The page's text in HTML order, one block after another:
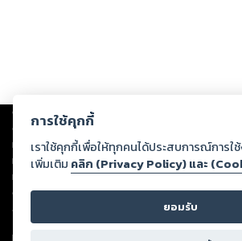
Copyright © 2026
ต่อผลงานหรือเนื้อหาใดที่อัปโหลดผ่านเว็บไซต์และปราก
ทรัพย์สินทางปัญญาของบุคคลอื่นหรือขัดต่อกฎหมายแ
ทุกท่านโปรดใช้วิจารณญาณในการกลั่นกรองด้วยตนเอ
หนึ่งส่วนใดขัดต่อกฎหมายและศีลธรรม กรุณาแจ้งมายัง
ดำเนินการในทันที ทั้งนี้ ทางสตอรี่ล็อกขอสงวนลิขสิ
ลิขสิทธิ์ พ.ศ. 2537 (ฉบับล่าสุด)
For support: member@ookbee.com
การใช้คุกกี้
เราใช้คุกกี้เพื่อให้ทุกคนได้ประสบการณ์การใ
เพิ่มเติม คลิก (Privacy Policy) และ
ยอมรับ